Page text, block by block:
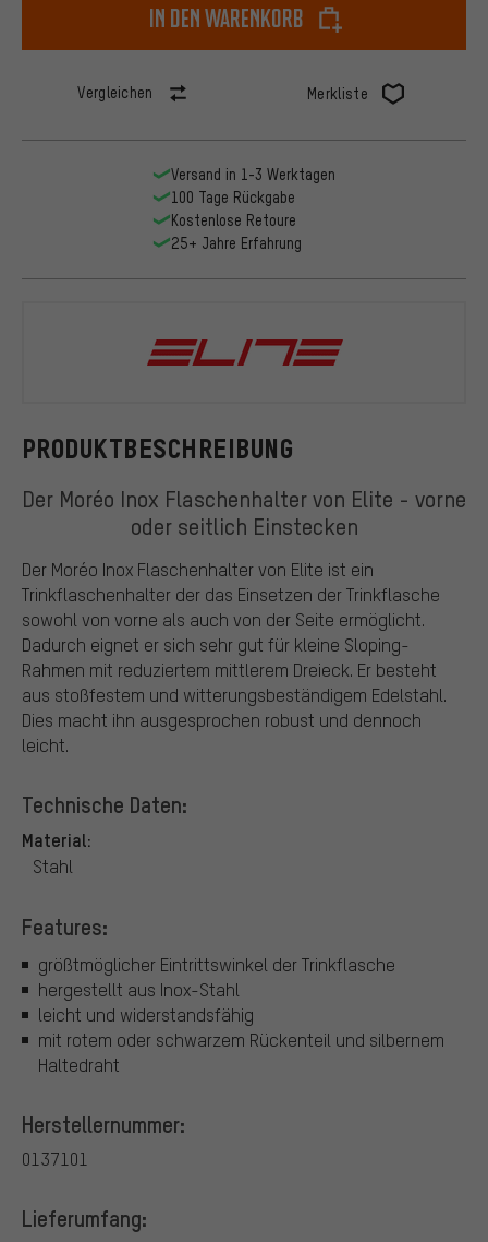
In den Warenkorb
Vergleichen Merkliste
PRODUKTBESCHREIBUNG
Der Moréo Inox Flaschenhalter von Elite - vorne
oder seitlich Einstecken
Der Moréo Inox Flaschenhalter von Elite ist ein
Trinkflaschenhalter der das Einsetzen der Trinkflasche
sowohl von vorne als auch von der Seite ermöglicht.
Dadurch eignet er sich sehr gut für kleine Sloping-
Rahmen mit reduziertem mittlerem Dreieck. Er besteht
aus stoßfestem und witterungsbeständigem Edelstahl.
Dies macht ihn ausgesprochen robust und dennoch
leicht.
Technische Daten:
Material:
Stahl
Features:
größtmöglicher Eintrittswinkel der Trinkflasche
hergestellt aus Inox-Stahl
leicht und widerstandsfähig
mit rotem oder schwarzem Rückenteil und silbernem
Haltedraht
Herstellernummer:
0137101
Lieferumfang:
Versand in 1-3 Werktagen
100 Tage Rückgabe
Kostenlose Retoure
25+ Jahre Erfahrung